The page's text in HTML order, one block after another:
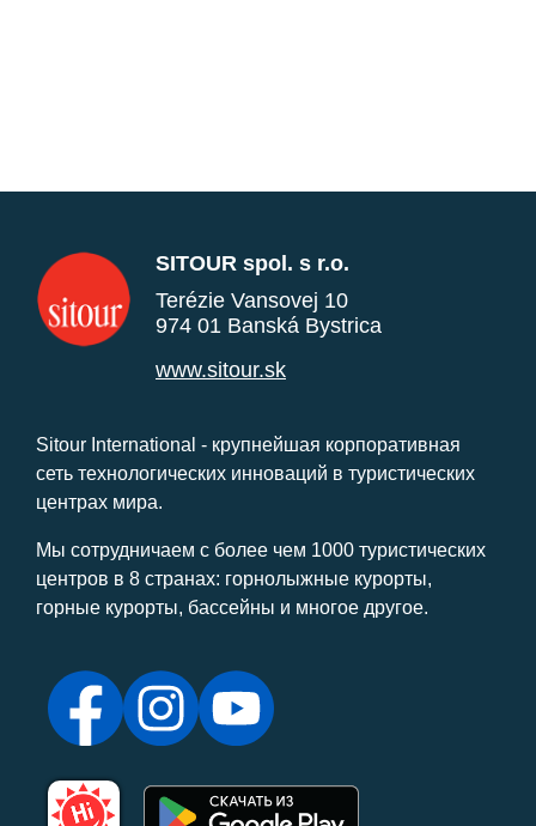
SITOUR spol. s r.o.
Terézie Vansovej 10
974 01 Banská Bystrica
www.sitour.sk
Sitour International - крупнейшая корпоративная
сеть технологических инноваций в туристических
центрах мира.
Мы сотрудничаем с более чем 1000 туристических
центров в 8 странах: горнолыжные курорты,
горные курорты, бассейны и многое другое.